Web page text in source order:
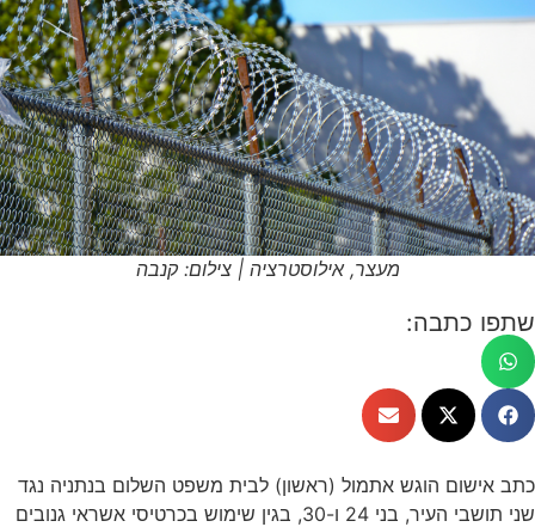
מעצר, אילוסטרציה | צילום: קנבה
שתפו כתבה:
כתב אישום הוגש אתמול (ראשון) לבית משפט השלום בנתניה נגד
שני תושבי העיר, בני 24 ו-30, בגין שימוש בכרטיסי אשראי גנובים